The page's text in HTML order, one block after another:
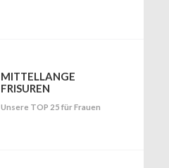
MITTELLANGE
FRISUREN
Unsere TOP 25 für Frauen